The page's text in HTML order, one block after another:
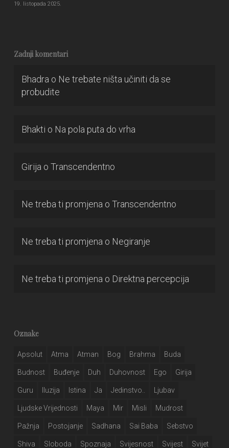
19. listopada 2025.
Zadnji komentari
Bhadra o Ne trebate ništa učiniti da se
probudite
Bhakti o Na pola puta do vrha
Girija o Transcendentno
Ne treba ti promjena o Transcendentno
Ne treba ti promjena o Negiranje
Ne treba ti promjena o Direktna percepcija
Oznake
Apsolut Atma Atman Bog Brahma Buda
Budnost Buđenje Duh Duhovnost Ego Girija
Guru Iluzija Istina Ja Jedinstvo.. Ljubav
Ljudske Vrijednosti Maya Mir Misli Mudrost
Pažnja Postojanje Sadhana Sai Baba Sebstvo
Shiva Sloboda Spoznaja Svijesnost Svijest Svijet